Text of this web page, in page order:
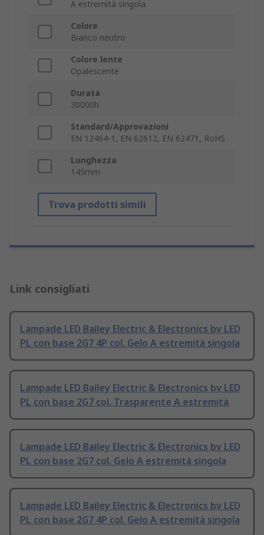
A estremità singola
Colore
Bianco neutro
Colore lente
Opalescente
Durata
30000h
Standard/Approvazioni
EN 12464-1, EN 62612, EN 62471, RoHS
Lunghezza
145mm
Trova prodotti simili
Link consigliati
Lampade LED Bailey Electric & Electronics bv LED
PL con base 2G7 4P col. Gelo A estremità singola
Lampade LED Bailey Electric & Electronics bv LED
PL con base 2G7 col. Trasparente A estremità
Lampade LED Bailey Electric & Electronics bv LED
PL con base 2G7 col. Gelo A estremità singola
Lampade LED Bailey Electric & Electronics bv LED
PL con base 2G7 4P col. Gelo A estremità singola